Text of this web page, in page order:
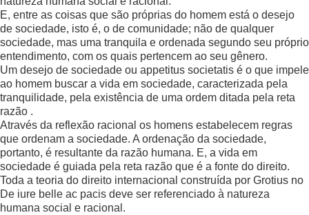
E, entre as coisas que são próprias do homem está o desejo
de sociedade, isto é, o de comunidade; não de qualquer
sociedade, mas uma tranquila e ordenada segundo seu próprio
entendimento, com os quais pertencem ao seu gênero.
Um desejo de sociedade ou appetitus societatis é o que impele
ao homem buscar a vida em sociedade, caracterizada pela
tranquilidade, pela existência de uma ordem ditada pela reta
razão .
Através da reflexão racional os homens estabelecem regras
que ordenam a sociedade. A ordenação da sociedade,
portanto, é resultante da razão humana. E, a vida em
sociedade é guiada pela reta razão que é a fonte do direito.
Toda a teoria do direito internacional construída por Grotius no
De iure belle ac pacis deve ser referenciado à natureza
humana social e racional.